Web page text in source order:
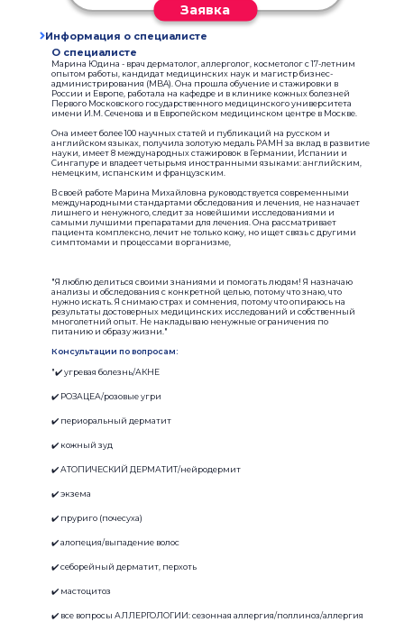
Заявка
Информация о специалисте
О специалисте
Марина Юдина - врач дерматолог, аллерголог, косметолог с 17-летним
опытом работы, кандидат медицинских наук и магистр бизнес-
администрирования (MBA). Она прошла обучение и стажировки в
России и Европе, работала на кафедре и в клинике кожных болезней
Первого Московского государственного медицинского университета
имени И.М. Сеченова и в Европейском медицинском центре в Москве.
Она имеет более 100 научных статей и публикаций на русском и
английском языках, получила золотую медаль РАМН за вклад в развитие
науки, имеет 8 международных стажировок в Германии, Испании и
Сингапуре и владеет четырьмя иностранными языками: английским,
немецким, испанским и французским.
В своей работе Марина Михайловна руководствуется современными
международными стандартами обследования и лечения, не назначает
лишнего и ненужного, следит за новейшими исследованиями и
самыми лучшими препаратами для лечения. Она рассматривает
пациента комплексно, лечит не только кожу, но ищет связь с другими
симптомами и процессами в организме,
"Я люблю делиться своими знаниями и помогать людям! Я назначаю
анализы и обследования с конкретной целью, потому что знаю, что
нужно искать. Я снимаю страх и сомнения, потому что опираюсь на
результаты достоверных медицинских исследований и собственный
многолетний опыт. Не накладываю ненужные ограничения по
питанию и образу жизни."
Консультации по вопросам:
"✔️ угревая болезнь/АКНЕ
✔️ РОЗАЦЕА/розовые угри
✔️ периоральный дерматит
✔️ кожный зуд
✔️ АТОПИЧЕСКИЙ ДЕРМАТИТ/нейродермит
✔️ экзема
✔️ пруриго (почесуха)
✔️ алопеция/выпадение волос
✔️ себорейный дерматит, перхоть
✔️ мастоцитоз
✔️ все вопросы АЛЛЕРГОЛОГИИ: сезонная аллергия/поллиноз/аллергия